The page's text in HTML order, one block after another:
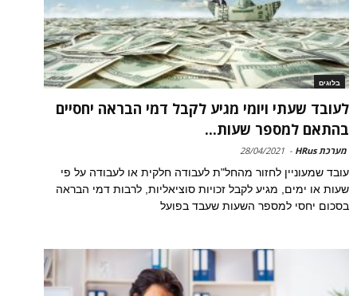
בלוגים
לעובד שעתי ויומי מגיע לקבל דמי הבראה יחסיים
בהתאם למספר שעות...
מערכת HRus -
28/04/2021
עובד שמעוניין לחזור מהחל"ת לעבודה חלקית או לעבודה על פי
שעות או ימים, מגיע לקבל זכויות סוציאליות, לרבות דמי הבראה
בסכום יחסי למספר השעות שעבד בפועל